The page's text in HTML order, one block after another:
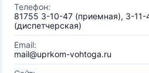
Телефон:
81755 3-10-47 (приемная), 3-
(диспетчерская)
Email:
mail@uprkom-vohtoga.ru